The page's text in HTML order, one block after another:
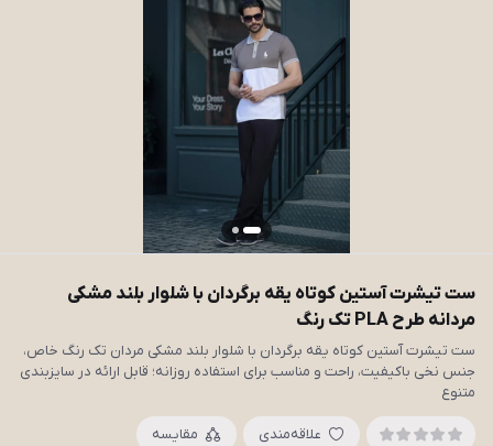
ست تیشرت آستین کوتاه یقه برگردان با شلوار بلند مشکی
مردانه طرح PLA تک رنگ
ست تیشرت آستین کوتاه یقه برگردان با شلوار بلند مشکی مردان تک رنگ خاص،
جنس نخی باکیفیت، راحت و مناسب برای استفاده روزانه؛ قابل ارائه در سایزبندی
متنوع
علاقه‌مندی مقایسه